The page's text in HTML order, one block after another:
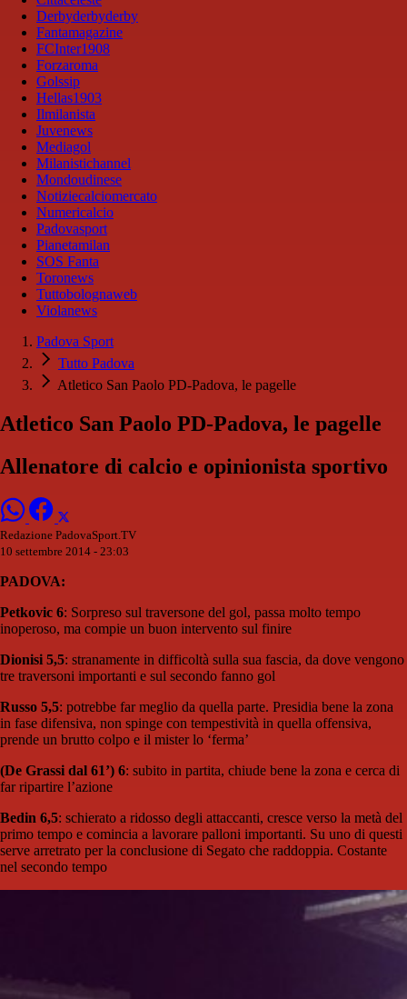
Derbyderbyderby
Fantamagazine
FCInter1908
Forzaroma
Golssip
Hellas1903
Ilmilanista
Juvenews
Mediagol
Milanistichannel
Mondoudinese
Notiziecalciomercato
Numericalcio
Padovasport
Pianetamilan
SOS Fanta
Toronews
Tuttobolognaweb
Violanews
Padova Sport
Tutto Padova
Atletico San Paolo PD-Padova, le pagelle
Atletico San Paolo PD-Padova, le pagelle
Allenatore di calcio e opinionista sportivo
Redazione PadovaSport.TV
10 settembre 2014 - 23:03
PADOVA:
Petkovic 6: Sorpreso sul traversone del gol, passa molto tempo
inoperoso, ma compie un buon intervento sul finire
Dionisi 5,5: stranamente in difficoltà sulla sua fascia, da dove vengono
tre traversoni importanti e sul secondo fanno gol
Russo 5,5: potrebbe far meglio da quella parte. Presidia bene la zona
in fase difensiva, non spinge con tempestività in quella offensiva,
prende un brutto colpo e il mister lo ‘ferma’
(De Grassi dal 61’) 6: subito in partita, chiude bene la zona e cerca di
far ripartire l’azione
Bedin 6,5: schierato a ridosso degli attaccanti, cresce verso la metà del
primo tempo e comincia a lavorare palloni importanti. Su uno di questi
serve arretrato per la conclusione di Segato che raddoppia. Costante
nel secondo tempo